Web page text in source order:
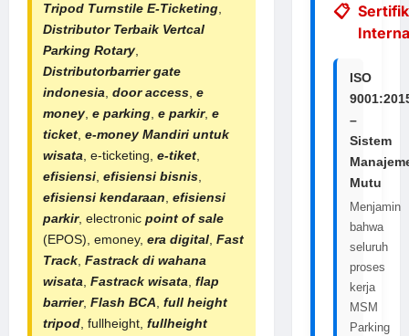
Tripod Turnstile E-Ticketing,
Distributor Terbaik Vertcal
Parking Rotary,
Distributorbarrier gate
indonesia, door access, e
money, e parking, e parkir, e
ticket, e-money Mandiri untuk
wisata, e-ticketing, e-tiket,
efisiensi, efisiensi bisnis,
efisiensi kendaraan, efisiensi
parkir, electronic point of sale
(EPOS), emoney, era digital, Fast
Track, Fastrack di wahana
wisata, Fastrack wisata, flap
barrier, Flash BCA, full height
tripod, fullheight, fullheight
ISO
–
Sistem
Mutu
Menjamin
bahwa
seluruh
proses
kerja
MSM
Parking